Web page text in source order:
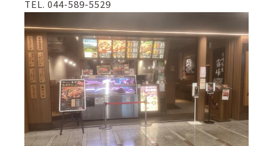
TEL. 044-589-5529